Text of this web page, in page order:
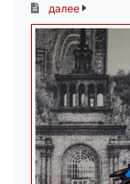
далее